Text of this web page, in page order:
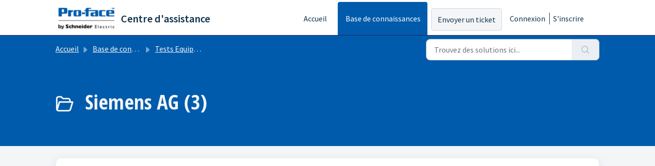
Centre d'assistance Accueil Base de connaissances Envoyer un ticket Connexion S'inscrire
Accueil Base de connaissances Tests Equipements (Autres Fabricants/Constructeurs)
Siemens AG (3)